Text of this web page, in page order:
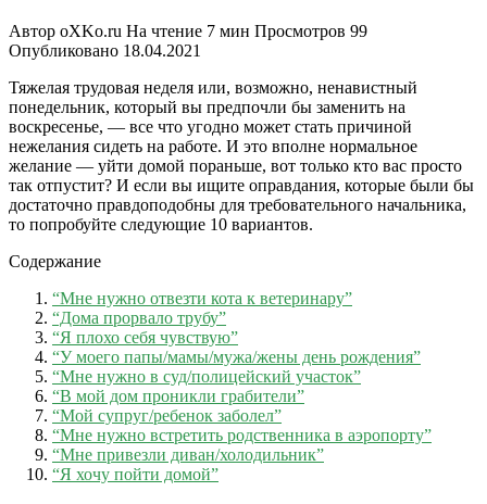
Автор oXKo.ru На чтение 7 мин Просмотров 99
Опубликовано 18.04.2021
Тяжелая трудовая неделя или, возможно, ненавистный
понедельник, который вы предпочли бы заменить на
воскресенье, — все что угодно может стать причиной
нежелания сидеть на работе. И это вполне нормальное
желание — уйти домой пораньше, вот только кто вас просто
так отпустит? И если вы ищите оправдания, которые были бы
достаточно правдоподобны для требовательного начальника,
то попробуйте следующие 10 вариантов.
Содержание
“Мне нужно отвезти кота к ветеринару”
“Дома прорвало трубу”
“Я плохо себя чувствую”
“У моего папы/мамы/мужа/жены день рождения”
“Мне нужно в суд/полицейский участок”
“В мой дом проникли грабители”
“Мой супруг/ребенок заболел”
“Мне нужно встретить родственника в аэропорту”
“Мне привезли диван/холодильник”
“Я хочу пойти домой”